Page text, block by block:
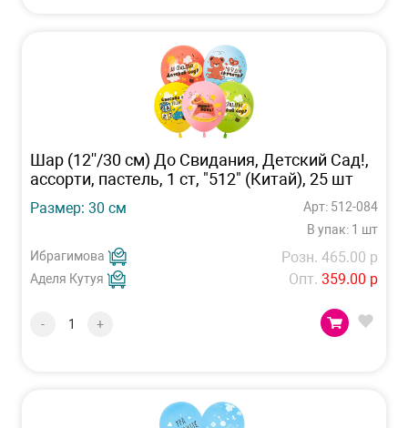
Шар (12''/30 см) До Свидания, Детский Сад!,
ассорти, пастель, 1 ст, "512" (Китай), 25 шт
Размер: 30 см
Арт: 512-084
В упак: 1 шт
Ибрагимова
Аделя Кутуя
Розн. 465.00 р
Опт. 359.00 р
- +